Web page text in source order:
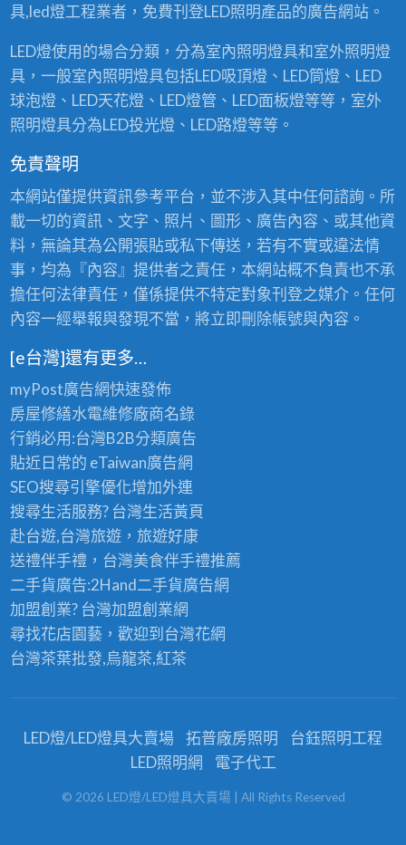
具,led燈工程業者，免費刊登LED照明產品的廣告網站。
LED燈使用的場合分類，分為室內照明燈具和室外照明燈
具，一般室內照明燈具包括LED吸頂燈、LED筒燈、LED
球泡燈、LED天花燈、LED燈管、LED面板燈等等，室外
照明燈具分為LED投光燈、LED路燈等等。
免責聲明
本網站僅提供資訊參考平台，並不涉入其中任何諮詢。所
載一切的資訊、文字、照片、圖形、廣告內容、或其他資
料，無論其為公開張貼或私下傳送，若有不實或違法情
事，均為『內容』提供者之責任，本網站概不負責也不承
擔任何法律責任，僅係提供不特定對象刊登之媒介。任何
內容一經舉報與發現不當，將立即刪除帳號與內容。
[e台灣]還有更多…
myPost廣告網快速發佈
房屋修繕水電維修廠商名錄
行銷必用:台灣B2B分類廣告
貼近日常的 eTaiwan廣告網
SEO搜尋引擎優化增加外連
搜尋生活服務? 台灣生活黃頁
赴台遊,台灣旅遊，旅遊好康
送禮伴手禮，台灣美食伴手禮推薦
二手貨廣告:2Hand二手貨廣告網
加盟創業? 台灣加盟創業網
尋找花店園藝，歡迎到 台灣花網
台灣茶葉批發,烏龍茶,紅茶
LED燈/LED燈具大賣場 拓普廠房照明
台鈺照明工程
LED照明網
電子代工
© 2026 LED燈/LED燈具大賣場 | All Rights Reserved